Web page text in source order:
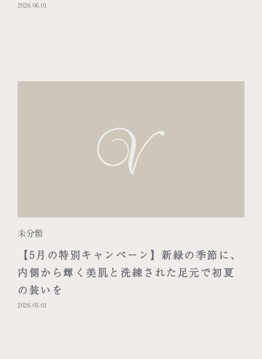
2026.06.01
未分類
【5月の特別キャンペーン】新緑の季節に、
内側から輝く美肌と洗練された足元で初夏
の装いを
2026.05.01